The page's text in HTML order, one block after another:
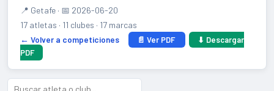
📍 Getafe · 📅 2026-06-20
17 atletas · 11 clubes · 17 marcas
← Volver a competiciones
📄 Ver PDF
⬇ Descargar
PDF